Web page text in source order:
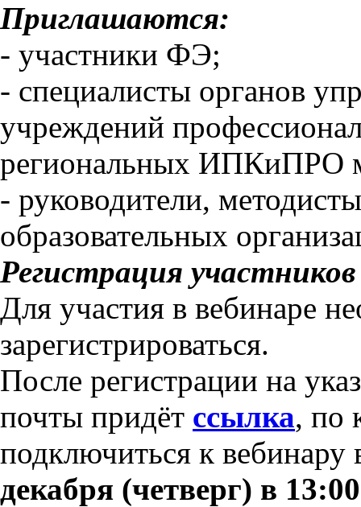
Приглашаются:
- участники ФЭ;
- специалисты органов
учреждений
региональных ИПКиПРО
- руководители,
образовательных
Регистрация
Для участия в вебинаре
зарегистрироваться.
После регистрации на
почты придёт ссылка, по
подключиться к вебинару
декабря (четверг) в 13:00